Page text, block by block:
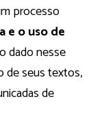
processo
e o uso de
dado nesse
de seus textos,
de